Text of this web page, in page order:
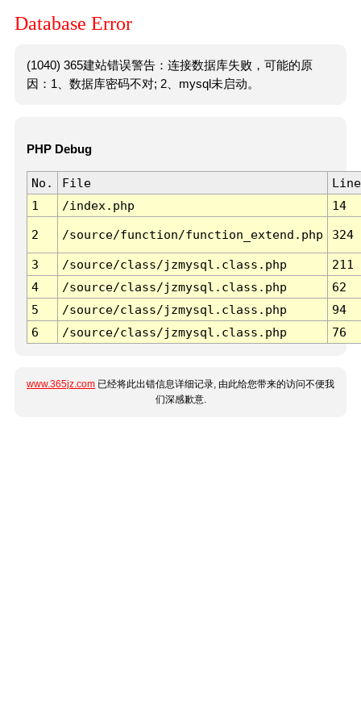
Database Error
(1040) 365建站错误警告：连接数据库失败，可能的原
因：1、数据库密码不对; 2、mysql未启动。
PHP Debug
No. File
Line
1
/index.php 14
2 /source/function/function_extend.php 324
3 /source/class/jzmysql.class.php
211
4
/source/class/jzmysql.class.php
62
5
/source/class/jzmysql.class.php
94
6
/source/class/jzmysql.class.php 76
www.365jz.com 已经将此出错信息详细记录, 由此给您带来的访问不便我
们深感歉意.